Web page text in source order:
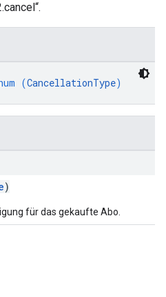
(CancellationType)
)
für das gekaufte Abo.